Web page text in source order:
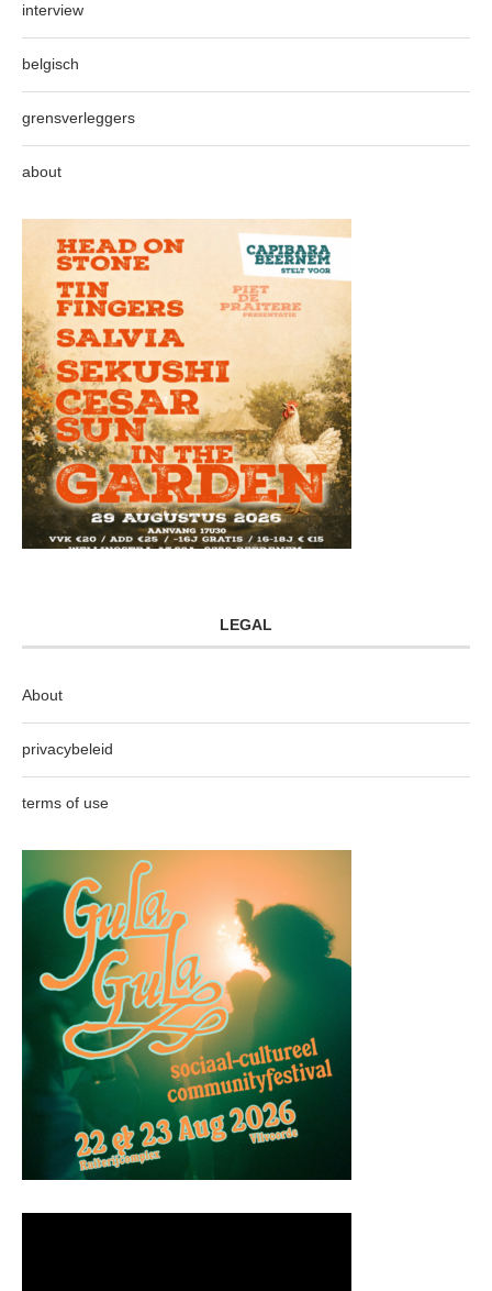
interview
belgisch
grensverleggers
about
LEGAL
About
privacybeleid
terms of use